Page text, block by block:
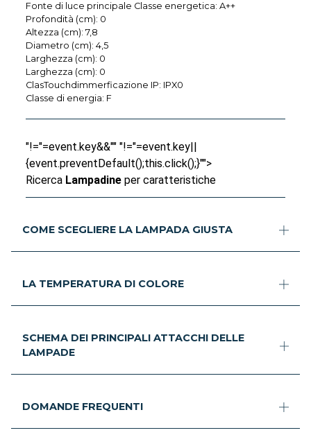
Fonte di luce principale Classe energetica: A++
Profondità (cm): 0
Altezza (cm): 7,8
Diametro (cm): 4,5
Larghezza (cm): 0
Larghezza (cm): 0
ClasTouchdimmerficazione IP: IPX0
Classe di energia: F
"!="=event.key&&"" "!="=event.key||
{event.preventDefault();this.click();}"">
Ricerca Lampadineper caratteristiche
COME SCEGLIERE LA LAMPADA GIUSTA
LA TEMPERATURA DI COLORE
SCHEMA DEI PRINCIPALI ATTACCHI DELLE
LAMPADE
DOMANDE FREQUENTI